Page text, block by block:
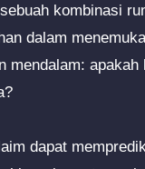
kombinasi
dalam
apakah
dapat